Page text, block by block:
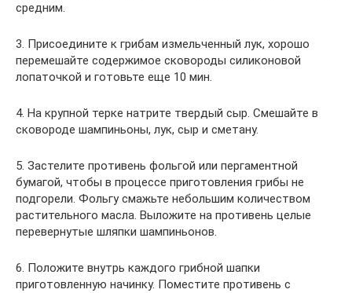
средним.
3. Присоедините к грибам измельченный лук, хорошо
перемешайте содержимое сковороды силиконовой
лопаточкой и готовьте еще 10 мин.
4. На крупной терке натрите твердый сыр. Смешайте в
сковороде шампиньоны, лук, сыр и сметану.
5. Застелите противень фольгой или пергаментной
бумагой, чтобы в процессе приготовления грибы не
подгорели. Фольгу смажьте небольшим количеством
растительного масла. Выложите на противень целые
перевернутые шляпки шампиньонов.
6. Положите внутрь каждого грибной шапки
приготовленную начинку. Поместите противень с